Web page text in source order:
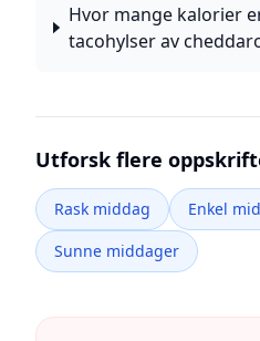
Hvor mange kalorier
tacohylser av
Utforsk flere
Rask middag
Enkel
Sunne middager